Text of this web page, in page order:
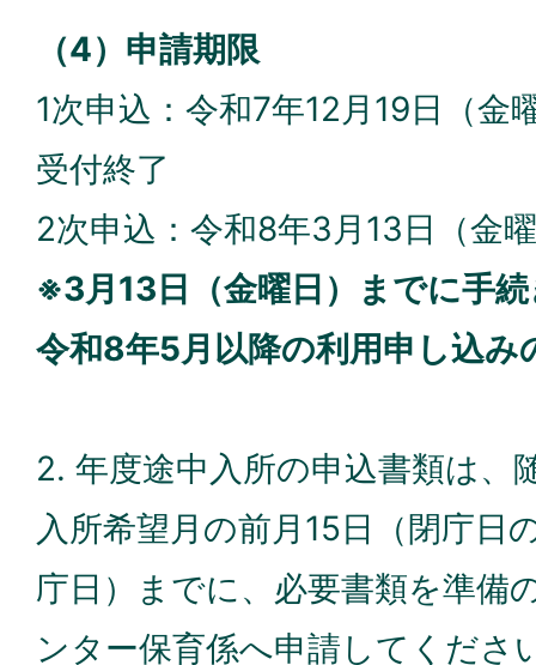
（4）申請期限
1次申込：令和7年12月19日（金
受付終了
2次申込：令和8年3月13日（金
※3月13日（金曜日）までに手
令和8年5月以降の利用申し込み
2. 年度途中入所の申込書類は、
入所希望月の前月15日（閉庁日
庁日）までに、必要書類を準備
ンター保育係へ申請してくださ